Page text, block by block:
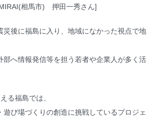
相馬市) 押田一秀さん]
災後に福島に入り、地域になかった視点で地
部へ情報発信等を担う若者や企業人が多く活
る福島では、
遊び場づくりの創造に挑戦しているプロジェ